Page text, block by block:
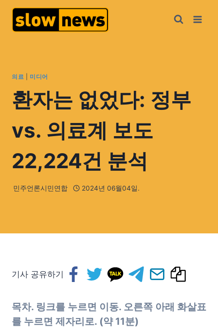
의료 미디어
환자는 없었다: 정부
vs. 의료계 보도
22,224건 분석
민주언론시민연합 2024년 06월04일.
기사 공유하기
목차. 링크를 누르면 이동. 오른쪽 아래 화살표
를 누르면 제자리로. (약 11분)